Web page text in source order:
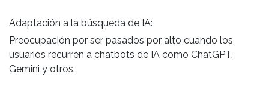
Adaptación a la búsqueda de IA:
Preocupación por ser pasados por alto cuando los
usuarios recurren a chatbots de IA como ChatGPT,
Gemini y otros.